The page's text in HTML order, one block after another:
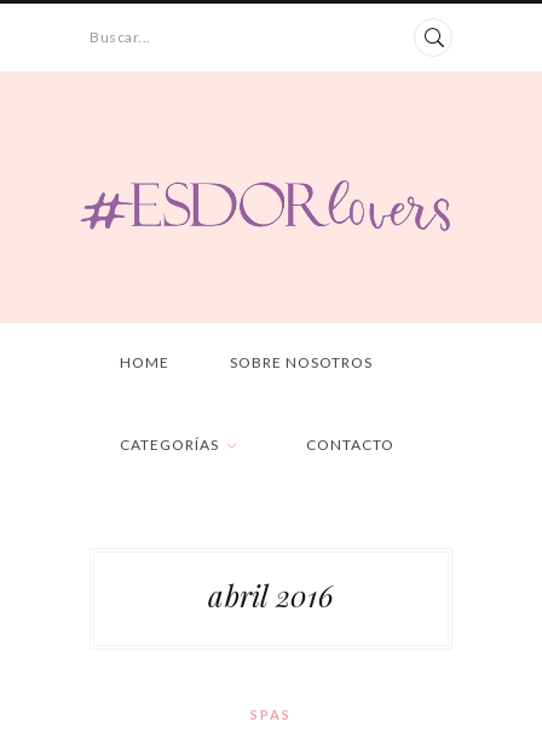
Buscar...
HOME SOBRE NOSOTROS
CATEGORÍAS CONTACTO
abril 2016
SPAS